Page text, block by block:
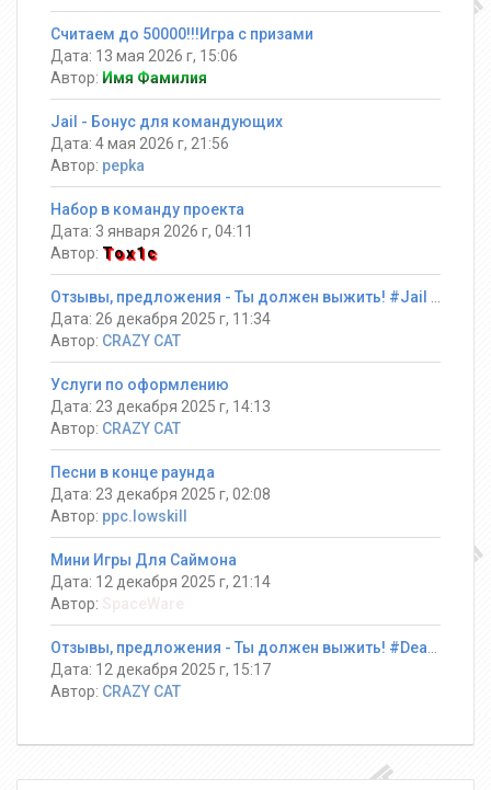
Считаем до 50000!!!Игра с призами
Дата: 13 мая 2026 г, 15:06
Автор: Имя Фамилия
Jail - Бонус для командующих
Дата: 4 мая 2026 г, 21:56
Автор: pepka
Набор в команду проекта
Дата: 3 января 2026 г, 04:11
Автор: Tox1c
Дата: 26 декабря 2025 г, 11:34
Автор: CRAZY CAT
Услуги по оформлению
Дата: 23 декабря 2025 г, 14:13
Автор: CRAZY CAT
Песни в конце раунда
Дата: 23 декабря 2025 г, 02:08
Автор: ppc.lowskill
Мини Игры Для Саймона
Дата: 12 декабря 2025 г, 21:14
Автор:
Дата: 12 декабря 2025 г, 15:17
Автор: CRAZY CAT